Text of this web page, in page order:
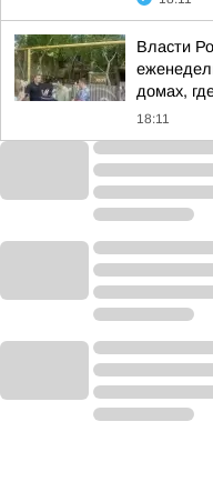
Власти
домах,
18:11